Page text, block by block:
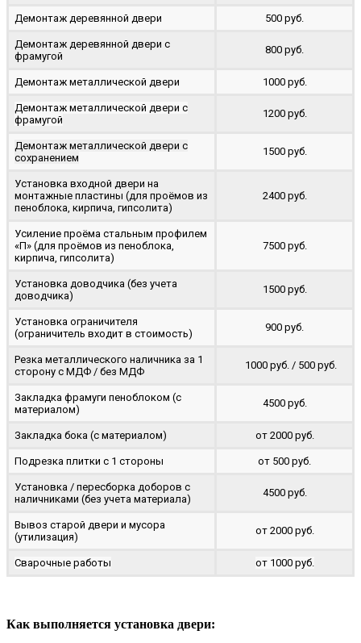
Демонтаж деревянной двери 500 руб.
Демонтаж деревянной двери с
фрамугой
800 руб.
Демонтаж металлической двери 1000 руб.
Демонтаж металлической двери с
фрамугой
1200 руб.
Демонтаж металлической двери с
сохранением
1500 руб.
Установка входной двери на
монтажные пластины (для проёмов из
пеноблока, кирпича, гипсолита)
2400 руб.
Усиление проёма стальным профилем
«П» (для проёмов из пеноблока,
кирпича, гипсолита)
7500 руб.
Установка доводчика (без учета
доводчика)
1500 руб.
Установка ограничителя
(ограничитель входит в стоимость)
900 руб.
Резка металлического наличника за 1
сторону с МДФ / без МДФ
1000 руб. / 500 руб.
Закладка фрамуги пеноблоком (с
материалом)
4500 руб.
Закладка бока (с материалом) от 2000 руб.
Подрезка плитки с 1 стороны от 500 руб.
Установка / пересборка доборов с
наличниками (без учета материала)
4500 руб.
Вывоз старой двери и мусора
(утилизация)
от 2000 руб.
Сварочные работы от 1000 руб.
Как выполняется установка двери: